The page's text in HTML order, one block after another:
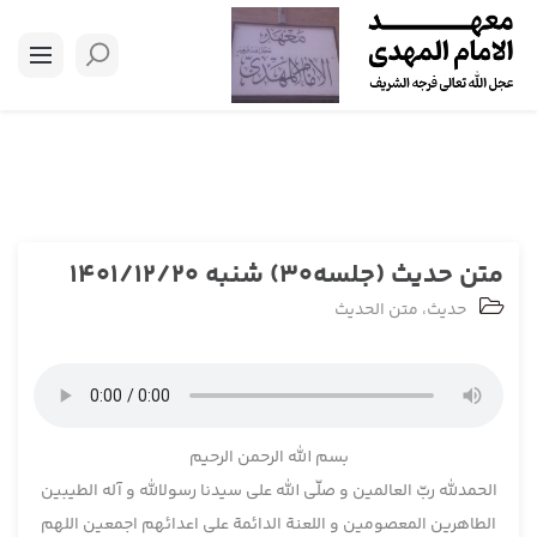
متن حدیث (جلسه30) شنبه 1401/12/20
حدیث، متن الحدیث
بسم ­الله الرحمن الرحيم
الحمدلله ربّ العالمين و صلّی الله علی سيدنا رسول­الله و آله الطيبين
الطاهرين المعصومين و اللعنة الدائمة علی اعدائهم اجمعين اللهم